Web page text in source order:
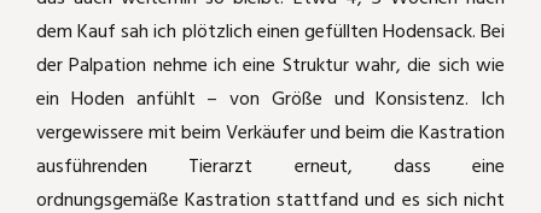
dem Kauf sah ich plötzlich einen gefüllten Hodensack. Bei
der Palpation nehme ich eine Struktur wahr, die sich wie
ein Hoden anfühlt – von Größe und Konsistenz. Ich
vergewissere mit beim Verkäufer und beim die Kastration
ausführenden Tierarzt erneut, dass eine
ordnungsgemäße Kastration stattfand und es sich nicht